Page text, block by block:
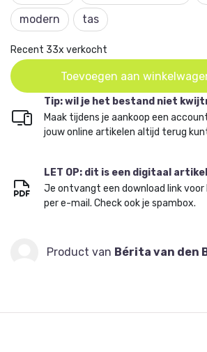
modern
tas
Recent 33x verkocht
Toevoegen aan
Tip: wil je het bestand niet
Maak tijdens je aankoop een
jouw online artikelen altijd terug
LET OP: dit is een digitaal
Je ontvangt een download link
per e-mail. Check ook je spambox.
Product van Bérita van den